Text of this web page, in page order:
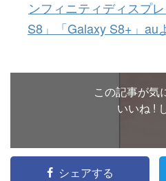
ンフィニティディスプ
S8」「Galaxy S8+」au
この記事が気
いいね !
シェアする